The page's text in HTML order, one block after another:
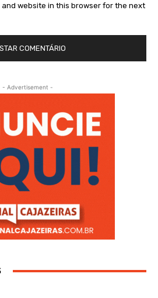
and website in this browser for the next
- Advertisement -